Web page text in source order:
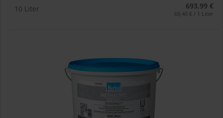
10 Liter 693,99 €
69,40 € / 1 Liter